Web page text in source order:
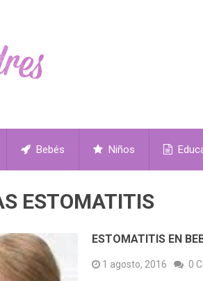
Bebés Niños
ESTOMATITIS
ESTOMATITIS EN
1 agosto, 2016 0